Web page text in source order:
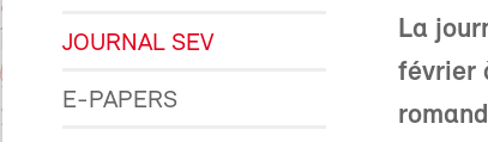
JOURNAL SEV
E-PAPERS
La
février